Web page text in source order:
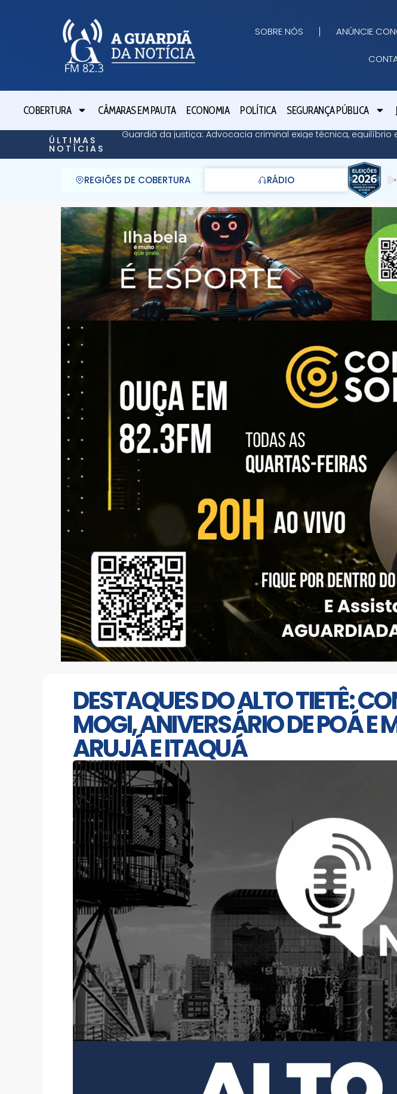
SOBRE NÓS ANÚNCIE
COBERTURA CÂMARAS EM PAUTA ECONOMIA POLÍTICA SEGURANÇA PÚBLICA
ÚLTIMAS
NOTÍCIAS
Guardiã da justiça: Advocacia criminal exige técnica,
REGIÕES DE COBERTURA RÁDIO
DESTAQUES DO ALTO TIETÊ:
MOGI, ANIVERSÁRIO DE POÁ E
ARUJÁ E ITAQUÁ